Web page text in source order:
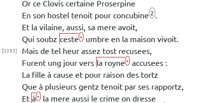
Or ce Clovis certaine Proserpine
En son hostel tenoit pour concubine 2 .
Et la vilaine, aussi, sa mere avoit,
Qui soubz ceste + umbre en la maison vivoit.
[3295]
Mais de tel heur assez tost recusees,
Furent ung jour vers la royne + accusees :
La fille à cause et pour raison des tortz
Que à plusieurs gentz tenoit par ses rapportz,
Et à+ la mere aussi le crime on dresse